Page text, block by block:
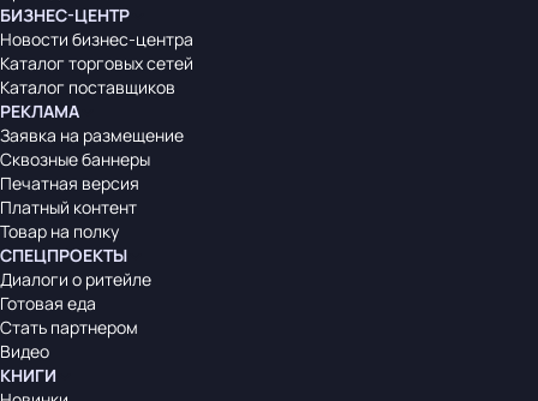
БИЗНЕС-ЦЕНТР
Новости бизнес-центра
Каталог торговых сетей
Каталог поставщиков
РЕКЛАМА
Заявка на размещение
Сквозные баннеры
Печатная версия
Платный контент
Товар на полку
СПЕЦПРОЕКТЫ
Диалоги о ритейле
Готовая еда
Стать партнером
Видео
КНИГИ